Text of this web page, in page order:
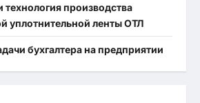
технология производства
уплотнительной ленты ОТЛ
бухгалтера на предприятии